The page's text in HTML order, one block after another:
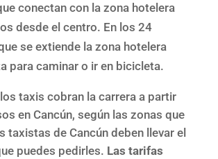
conectan con la zona hotelera
desde el centro. En los 24
se extiende la zona hotelera
para caminar o ir en bicicleta.
los taxis cobran la carrera a partir
en Cancún, según las zonas que
taxistas de Cancún deben llevar el
puedes pedirles. Las tarifas